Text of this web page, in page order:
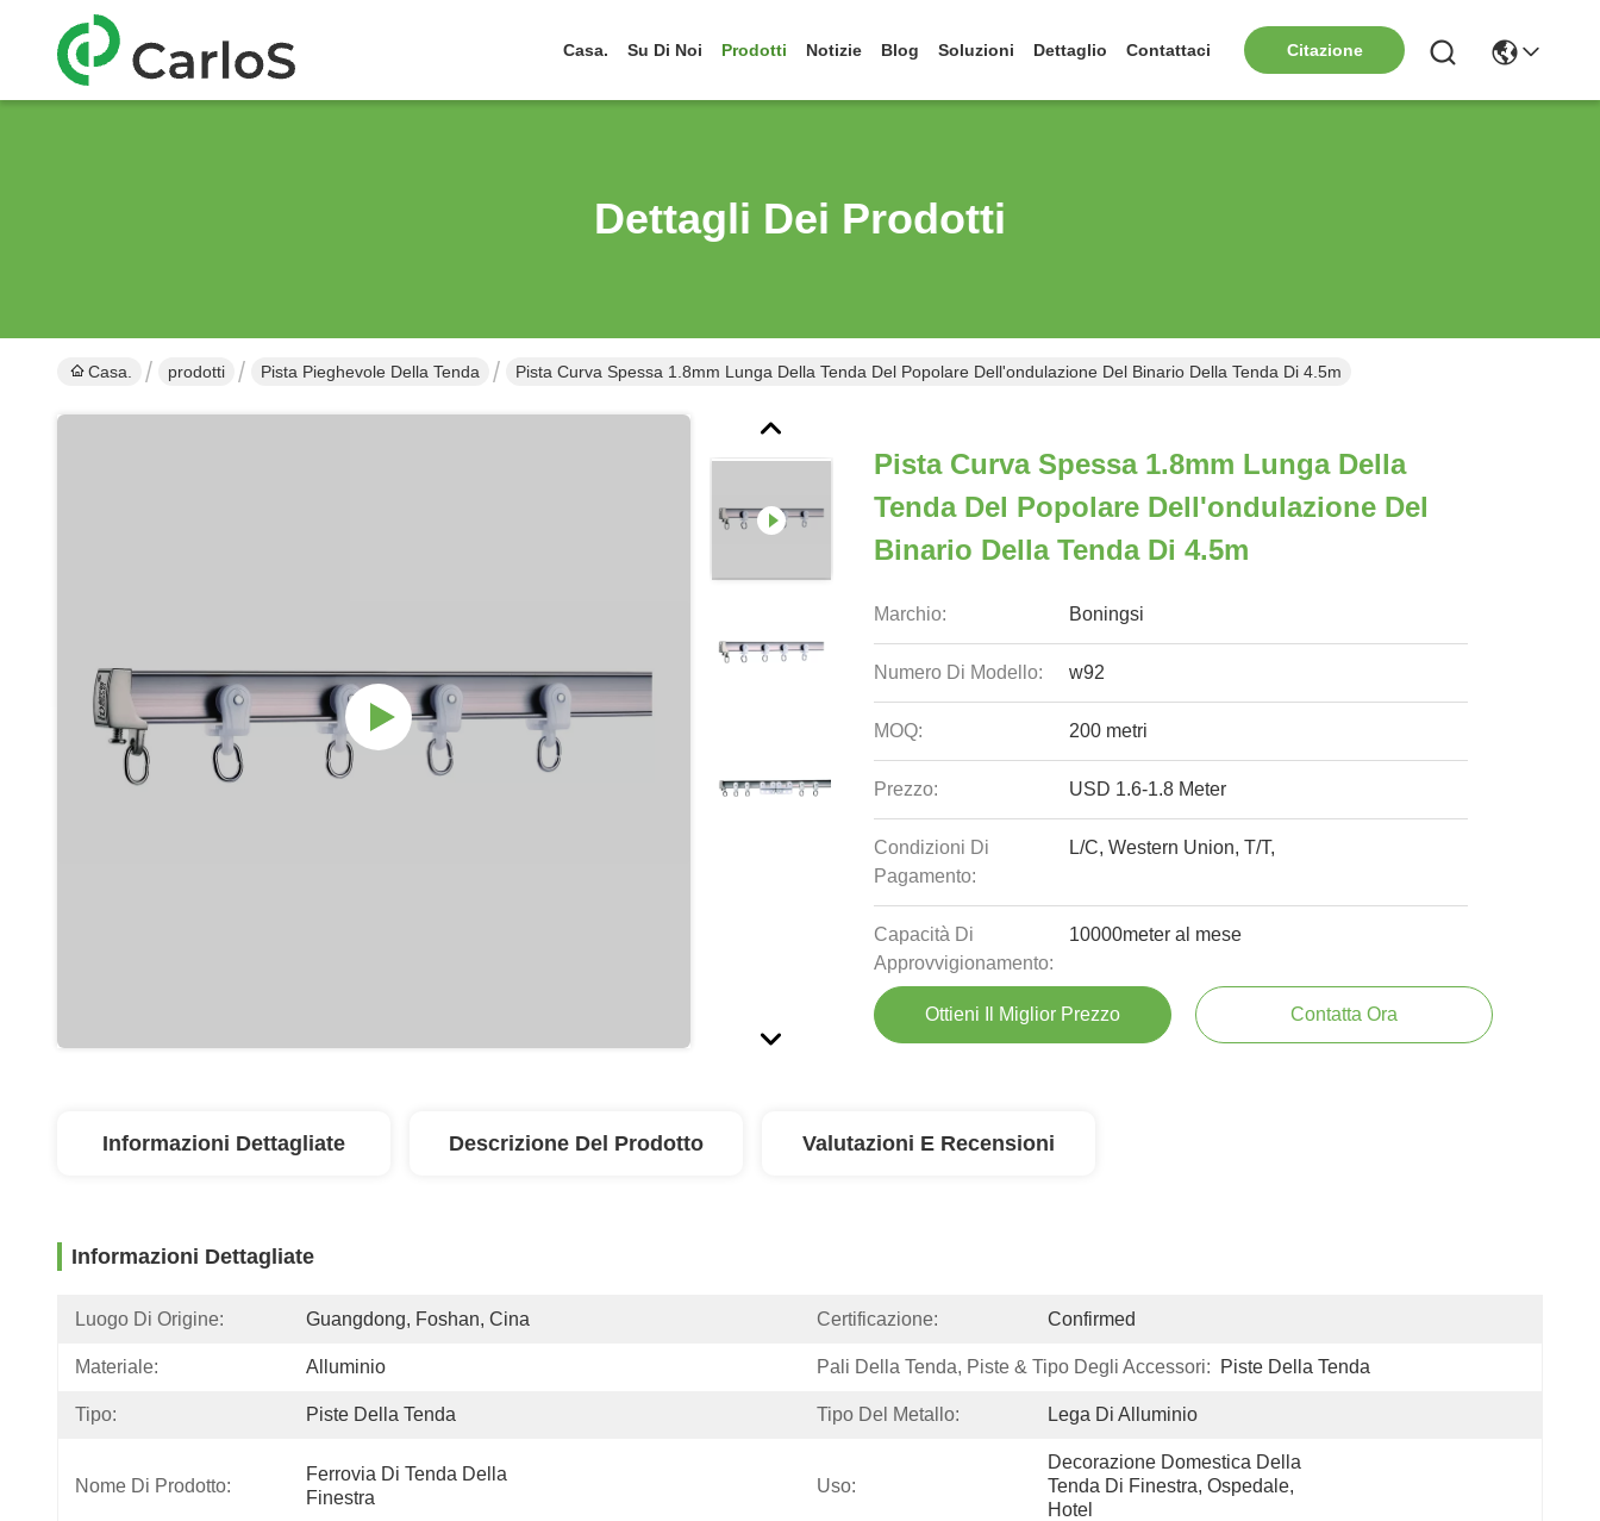
Casa. Su Di Noi Prodotti Notizie Blog Soluzioni Dettaglio Contattaci Citazione
Dettagli Dei Prodotti
Casa. prodotti Pista Pieghevole Della Tenda Pista Curva Spessa 1.8mm Lunga Della Tenda Del Popolare Dell'ondulazione Del Binario Della Tenda Di 4.5m
Pista Curva Spessa 1.8mm Lunga Della
Tenda Del Popolare Dell'ondulazione Del
Binario Della Tenda Di 4.5m
Marchio: Boningsi
Numero Di Modello: w92
MOQ: 200 metri
Prezzo: USD 1.6-1.8 Meter
Condizioni Di
Pagamento:
L/C, Western Union, T/T,
Capacità Di
Approvvigionamento:
10000meter al mese
Ottieni Il Miglior Prezzo Contatta Ora
Informazioni Dettagliate Descrizione Del Prodotto Valutazioni E Recensioni
Informazioni Dettagliate
Luogo Di Origine: Guangdong, Foshan, Cina Certificazione: Confirmed
Materiale: Alluminio Pali Della Tenda, Piste & Tipo Degli Accessori: Piste Della Tenda
Tipo: Piste Della Tenda Tipo Del Metallo: Lega Di Alluminio
Nome Di Prodotto:
Ferrovia Di Tenda Della
Finestra
Uso:
Decorazione Domestica Della
Tenda Di Finestra, Ospedale,
Hotel